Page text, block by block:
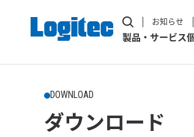
お知らせ
製品・サービス
DOWNLOAD
ダウンロード